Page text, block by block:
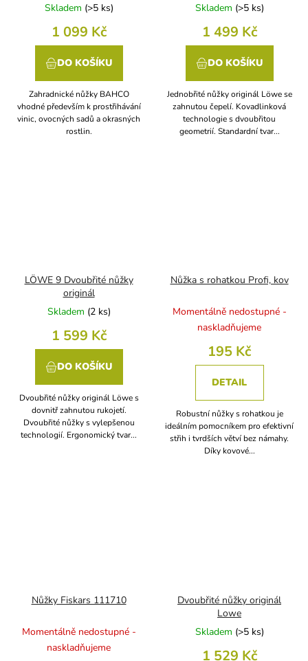
Skladem (>5 ks)
1 099 Kč
DO KOŠÍKU
Zahradnické nůžky BAHCO
vhodné především k prostřihávání
vinic, ovocných sadů a okrasných
rostlin.
Skladem (>5 ks)
1 499 Kč
DO KOŠÍKU
Jednobřité nůžky originál Löwe se
zahnutou čepelí. Kovadlinková
technologie s dvoubřitou
geometrií. Standardní tvar...
LÖWE 9 Dvoubřité nůžky
originál
Skladem (2 ks)
1 599 Kč
DO KOŠÍKU
Dvoubřité nůžky originál Löwe s
dovnitř zahnutou rukojetí.
Dvoubřité nůžky s vylepšenou
technologií. Ergonomický tvar...
Nůžka s rohatkou Profi, kov
Momentálně nedostupné -
naskladňujeme
195 Kč
DETAIL
Robustní nůžky s rohatkou je
ideálním pomocníkem pro efektivní
střih i tvrdších větví bez námahy.
Díky kovové...
Nůžky Fiskars 111710
Momentálně nedostupné -
naskladňujeme
Dvoubřité nůžky originál
Lowe
Skladem (>5 ks)
1 529 Kč